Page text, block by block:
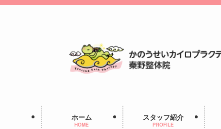
ホーム
HOME
スタッフ紹介
PROFILE